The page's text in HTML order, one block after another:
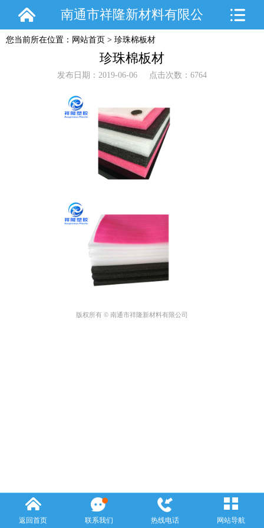
南通市祥隆新材料有限公
司
您当前所在位置： 网站首页 > 珍珠棉板材
珍珠棉板材
发布日期：2019-06-06 点击次数：6764
版权所有 © 南通市祥隆新材料有限公司
返回首页 联系我们 热线电话 网站导航